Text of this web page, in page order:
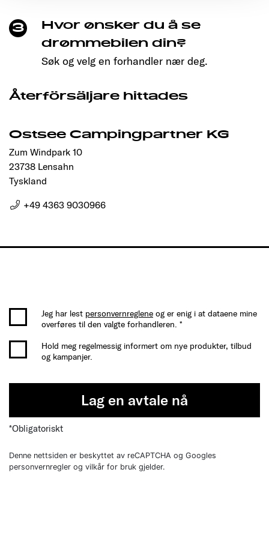
3
Hvor ønsker du å se
drømmebilen din?
Søk og velg en forhandler nær deg.
Återförsäljare hittades
Ostsee Campingpartner KG
Zum Windpark 10
23738 Lensahn
Tyskland
+49 4363 9030966
Jeg har lest personvernreglene og er enig i at dataene mine
overføres til den valgte forhandleren. *
Hold meg regelmessig informert om nye produkter, tilbud
og kampanjer.
Lag en avtale nå
*Obligatoriskt
Denne nettsiden er beskyttet av reCAPTCHA og Googles
personvernregler og vilkår for bruk gjelder.